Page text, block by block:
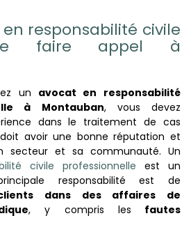
responsabilité civile
faire appel à
un avocat en responsabilité
à Montauban, vous devez
dans le traitement de cas
avoir une bonne réputation et
secteur et sa communauté. Un
civile professionnelle est un
responsabilité est de
dans des affaires de
, y compris les fautes